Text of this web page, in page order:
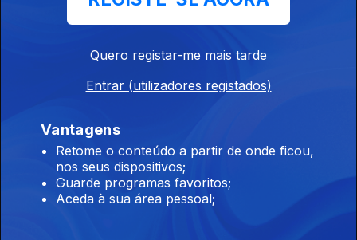
Ep. 10
Quero registar-me mais tarde
Entrar (utilizadores registados)
Vantagens
Retome o conteúdo a partir de onde ficou,
nos seus dispositivos;
Guarde programas favoritos;
Aceda à sua área pessoal;